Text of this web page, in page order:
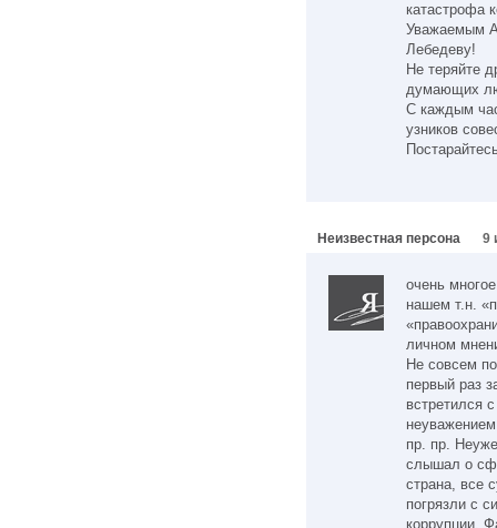
катастрофа
Уважаемым
Лебедеву!
Не теряйте
думающих
С каждым
узников
Неизвестная персона 9
очень
нашем т.н.
личном
Не совсем
первый раз
встретился
пр. пр.
слышал о
страна, все
погрязли с
коррупции.